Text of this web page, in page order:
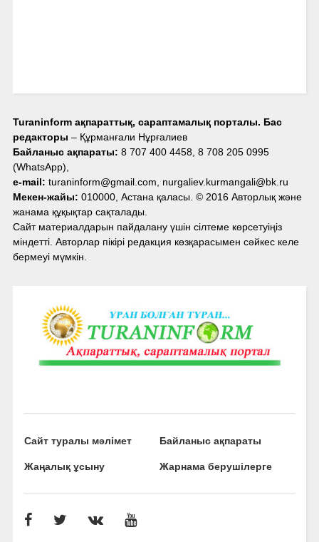
Turaninform ақпараттық, сараптамалық порталы. Бас
редакторы – Құрманғали Нұрғалиев
Байланыс ақпараты: 8 707 400 4458, 8 708 205 0995
(WhatsApp),
e-mail: turaninform@gmail.com, nurgaliev.kurmangali@bk.ru
Мекен-жайы: 010000, Астана қаласы. © 2016 Авторлық және
жанама құқықтар сақталады.
Сайт материалдарын пайдалану үшін сілтеме көрсетуіңіз
міндетті. Авторлар пікірі редакция көзқарасымен сәйкес келе
бермеуі мүмкін.
Сайт туралы мәлімет Байланыс ақпараты
Жаңалық ұсыну Жарнама берушілерге